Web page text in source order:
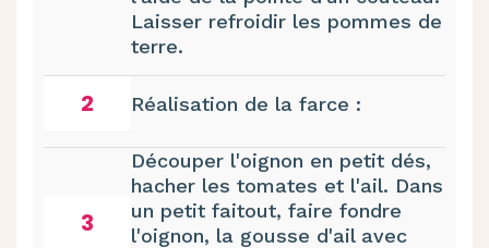
Laisser refroidir les pommes de
terre.
2 Réalisation de la farce :
3
Découper l'oignon en petit dés,
hacher les tomates et l'ail. Dans
un petit faitout, faire fondre
l'oignon, la gousse d'ail avec